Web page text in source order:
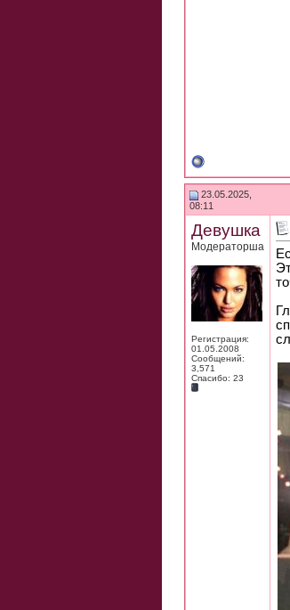
23.05.2025,
08:11
Девушка
Модераторша
Регистрация:
01.05.2008
Сообщений:
3,571
Спасибо: 23